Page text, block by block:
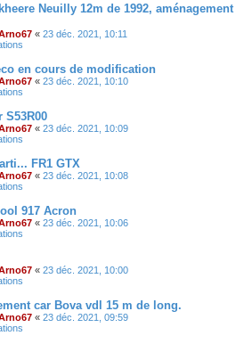
Neuilly 12m de 1992, aménagement
« 23 déc. 2021, 10:11
en cours de modification
« 23 déc. 2021, 10:10
S53R00
« 23 déc. 2021, 10:09
FR1 GTX
« 23 déc. 2021, 10:08
917 Acron
« 23 déc. 2021, 10:06
« 23 déc. 2021, 10:00
car Bova vdl 15 m de long.
« 23 déc. 2021, 09:59